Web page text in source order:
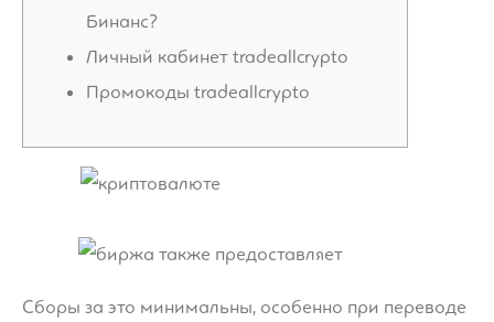
Бинанс?
Личный кабинет tradeallcrypto
Промокоды tradeallcrypto
Сборы за это минимальны, особенно при переводе